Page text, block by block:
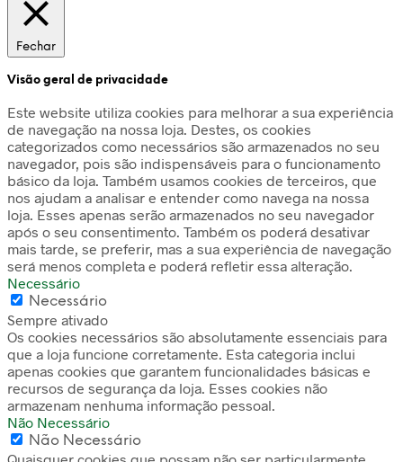
Fechar
Visão geral de privacidade
Este website utiliza cookies para melhorar a sua experiência
de navegação na nossa loja. Destes, os cookies
categorizados como necessários são armazenados no seu
navegador, pois são indispensáveis para o funcionamento
básico da loja. Também usamos cookies de terceiros, que
nos ajudam a analisar e entender como navega na nossa
loja. Esses apenas serão armazenados no seu navegador
após o seu consentimento. Também os poderá desativar
mais tarde, se preferir, mas a sua experiência de navegação
será menos completa e poderá refletir essa alteração.
Necessário
Necessário
Sempre ativado
Os cookies necessários são absolutamente essenciais para
que a loja funcione corretamente. Esta categoria inclui
apenas cookies que garantem funcionalidades básicas e
recursos de segurança da loja. Esses cookies não
armazenam nenhuma informação pessoal.
Não Necessário
Não Necessário